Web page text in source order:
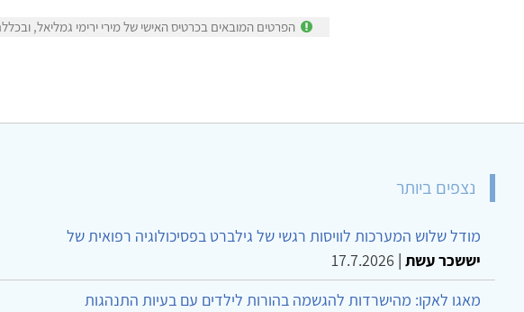
הפרטים המובאים בכרטיס האישי של מירי ירימי גמליאל,
נצפים ביותר
מודל שלוש המערכות לוויסות רגשי של גילברט בפסיכולוגיה רפואית של
יששכר עשת |
17.7.2026
מאגו לאקו: מהישרדות להגשמה בהורות לילדים עם בעיות התנהגות